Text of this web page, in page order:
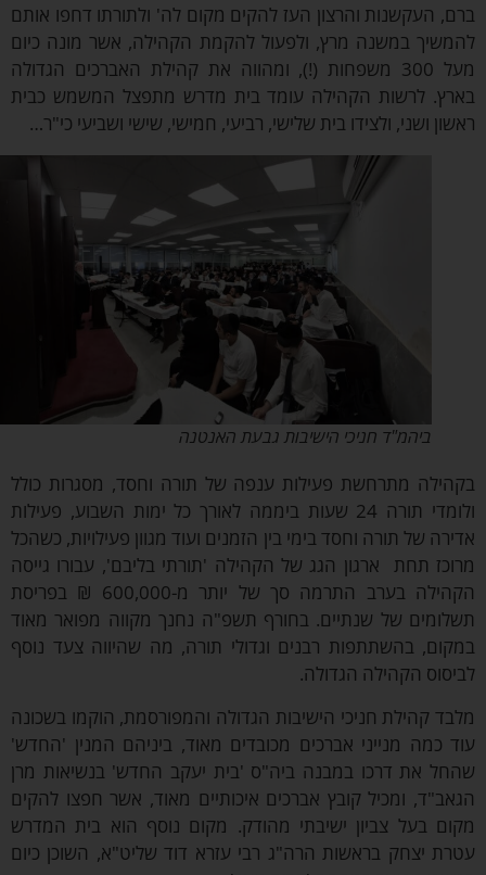
העקשנות והרצון העז להקים מקום לה' ולתורתו דחפו אותם
במשנה מרץ, ולפעול להקמת הקהילה, אשר מונה כיום
מעל 300 משפחות (!), ומהווה את קהילת האברכים הגדולה
לרשות הקהילה עומד בית מדרש מתפצל המשמש כבית
ושני, ולצידו בית שלישי, רביעי, חמישי, שישי ושביעי כי"ר…
ביהמ"ד חניכי הישיבות גבעת האנטנה
מתרחשת פעילות ענפה של תורה וחסד, מסגרות כולל
ולומדי תורה 24 שעות ביממה לאורך כל ימות השבוע, פעילות
של תורה וחסד בימי בין הזמנים ועוד מגוון פעילויות, כשהכל
תחת ארגון הגג של הקהילה 'תורתי בליבם', עבורו גייסה
הקהילה בערב התרמה סך של יותר מ-600,000 ₪ בפריסת
של שנתיים. בחורף תשפ"הנחנך מקווה מפואר מאוד
, בהשתתפות רבנים וגדולי תורה, מה שהיווה צעד נוסף
הקהילה הגדולה.
קהילת חניכי הישיבות הגדולה והמפורסמת, הוקמו בשכונה
כמה מנייני אברכים מכובדים מאוד, ביניהם המנין 'החדש'
את דרכו במבנה ביה"ס 'בית יעקב החדש' בנשיאות מרן
ומכיל קובץ אברכים איכותיים מאוד, אשר חפצו להקים
בעל צביון ישיבתי מהודק. מקום נוסף הוא בית המדרש
יצחק בראשות הרה"ג רבי עזרא דוד שליט"א, השוכן כיום